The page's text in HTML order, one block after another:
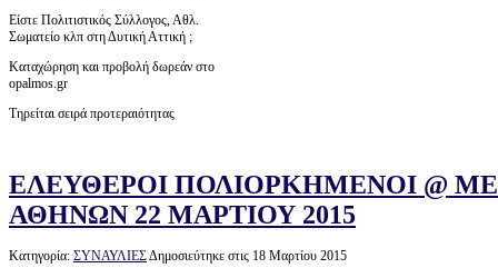
Είστε Πολιτιστικός Σύλλογος, Αθλ.
Σωματείο κλπ στη Δυτική Αττική ;
Καταχώρηση και προβολή δωρεάν στο
opalmos.gr
Τηρείται σειρά προτεραιότητας
ΕΛΕΥΘΕΡΟΙ ΠΟΛΙΟΡΚΗΜΕΝΟΙ @
ΑΘΗΝΩΝ 22 ΜΑΡΤΙΟΥ 2015
Κατηγορία: ΣΥΝΑΥΛΙΕΣΔημοσιεύτηκε στις 18 Μαρτίου 2015